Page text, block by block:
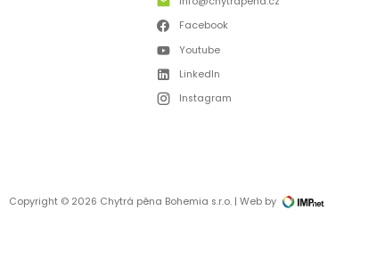
Facebook
Youtube
LinkedIn
Instagram
Copyright © 2026 Chytrá pěna Bohemia s.r.o. | Web by